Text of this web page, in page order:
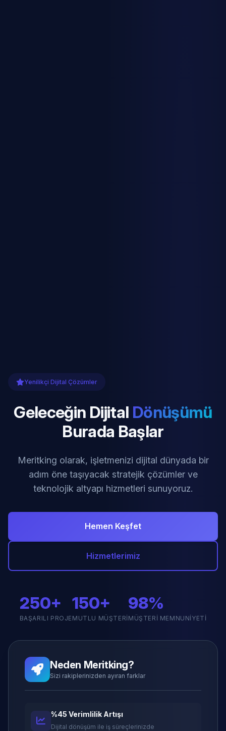
Yenilikçi Dijital Çözümler
Geleceğin Dijital Dönüşümü
Burada Başlar
Meritking olarak, işletmenizi dijital dünyada bir
adım öne taşıyacak stratejik çözümler ve
teknolojik altyapı hizmetleri sunuyoruz.
Hemen Keşfet
Hizmetlerimiz
250+
BAŞARILI PROJE
150+
MUTLU MÜŞTERI
98%
MÜŞTERI MEMNUNIYETI
Neden Meritking?
Sizi rakiplerinizden ayıran farklar
%45 Verimlilik Artışı
Dijital dönüşüm ile iş süreçlerinizde